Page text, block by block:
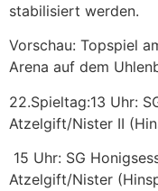
stabilisiert werden.
Vorschau: Topspiel
Arena auf dem
22.Spieltag:13 Uhr:
Atzelgift/Nister II
15 Uhr: SG
Atzelgift/Nister